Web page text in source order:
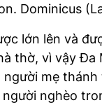
Dominicus
lớn lên và
thờ, vì vậy
mẹ
nghèo